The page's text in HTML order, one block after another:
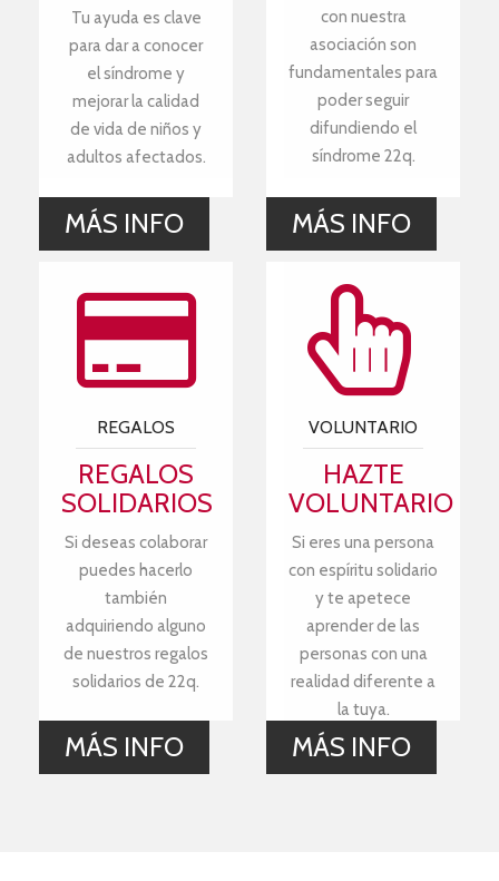
Tu ayuda es clave
para dar a conocer
el síndrome y
mejorar la calidad
de vida de niños y
adultos afectados.
MÁS INFO
con nuestra
asociación son
fundamentales para
poder seguir
difundiendo el
síndrome 22q.
MÁS INFO
REGALOS
REGALOS
SOLIDARIOS
Si deseas colaborar
puedes hacerlo
también
adquiriendo alguno
de nuestros regalos
solidarios de 22q.
MÁS INFO
VOLUNTARIO
HAZTE
VOLUNTARIO
Si eres una persona
con espíritu solidario
y te apetece
aprender de las
personas con una
realidad diferente a
la tuya.
MÁS INFO